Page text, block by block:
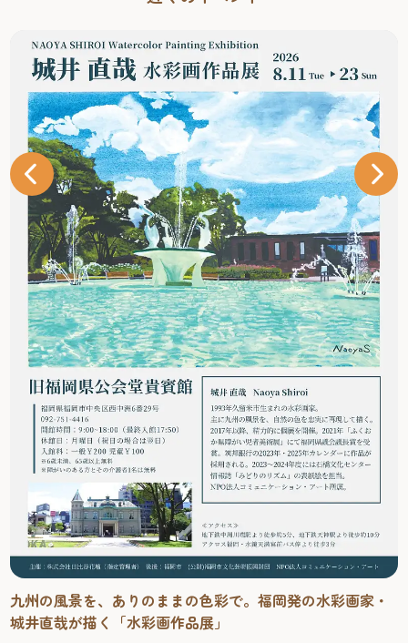
画家として活動しながら愉しく暮らす。“ピン ヒールをは
きこなす美脚のゲインフルエンサー”としてSNSを中心に活
躍中。自身の経験を活かした的確なファッション指南、ま
たフォロワーからの相談に対する優しくスカッとする回答
が話題となり、SNSの総フォロワー数は100万人を超える。
九州の風景を、ありのままの色彩で。福岡発の水彩画家・
城井直哉が描く「水彩画作品展」